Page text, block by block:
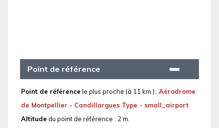
Point de référence
Point de référence le plus proche (à 11 km.) : Aérodrome
de Montpellier - Candillargues Type - small_airport
Altitude du point de référence : 2 m.